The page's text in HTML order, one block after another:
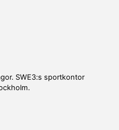
SWE3:s sportkontor